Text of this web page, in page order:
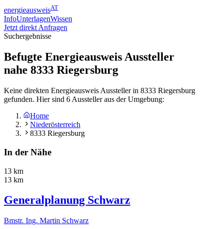
energieausweisAT
InfoUnterlagenWissen
Jetzt direkt Anfragen
Suchergebnisse
Befugte Energieausweis Aussteller
nahe 8333 Riegersburg
Keine direkten Energieausweis Aussteller in 8333 Riegersburg
gefunden. Hier sind 6 Aussteller aus der Umgebung:
Home
Niederösterreich
8333 Riegersburg
In der Nähe
13 km
13 km
Generalplanung Schwarz
Bmstr. Ing. Martin Schwarz